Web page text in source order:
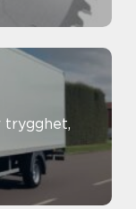
trygghet,